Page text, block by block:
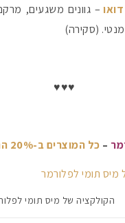
– גוונים משגעים,
(סקירה)
♥♥♥
– כל המוצרים ב-20% הנחה
הקולקציה של מיס תומי